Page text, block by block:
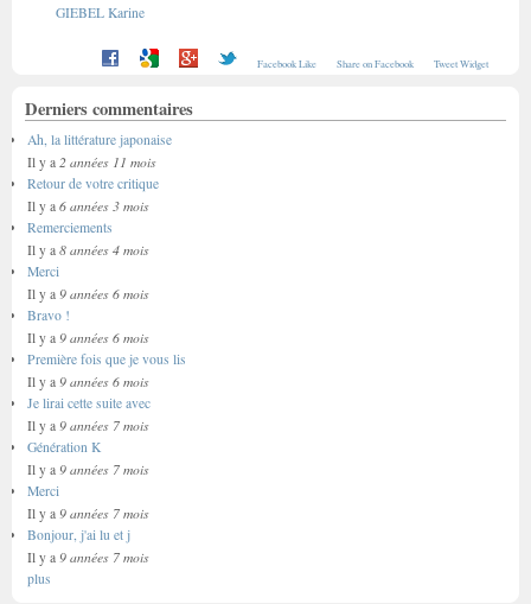
GIEBEL Karine
Facebook Like Share on Facebook Tweet Widget
Derniers commentaires
Ah, la littérature japonaise
Il y a 2 années 11 mois
Retour de votre critique
Il y a 6 années 3 mois
Remerciements
Il y a 8 années 4 mois
Merci
Il y a 9 années 6 mois
Bravo !
Il y a 9 années 6 mois
Première fois que je vous lis
Il y a 9 années 6 mois
Je lirai cette suite avec
Il y a 9 années 7 mois
Génération K
Il y a 9 années 7 mois
Merci
Il y a 9 années 7 mois
Bonjour, j'ai lu et j
Il y a 9 années 7 mois
plus